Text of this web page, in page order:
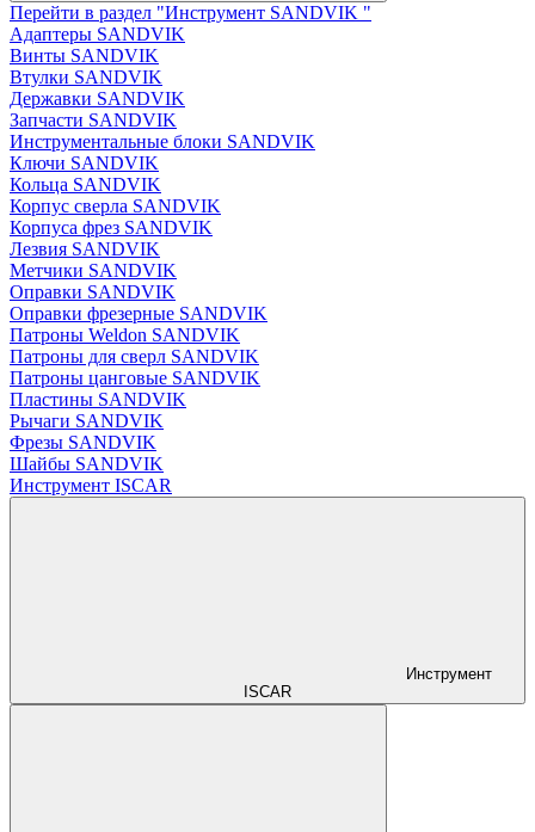
Перейти в раздел "Инструмент SANDVIK "
Адаптеры SANDVIK
Винты SANDVIK
Втулки SANDVIK
Державки SANDVIK
Запчасти SANDVIK
Инструментальные блоки SANDVIK
Ключи SANDVIK
Кольца SANDVIK
Корпус сверла SANDVIK
Корпуса фрез SANDVIK
Лезвия SANDVIK
Метчики SANDVIK
Оправки SANDVIK
Оправки фрезерные SANDVIK
Патроны Weldon SANDVIK
Патроны для сверл SANDVIK
Патроны цанговые SANDVIK
Пластины SANDVIK
Рычаги SANDVIK
Фрезы SANDVIK
Шайбы SANDVIK
Инструмент ISCAR
Инструмент
ISCAR